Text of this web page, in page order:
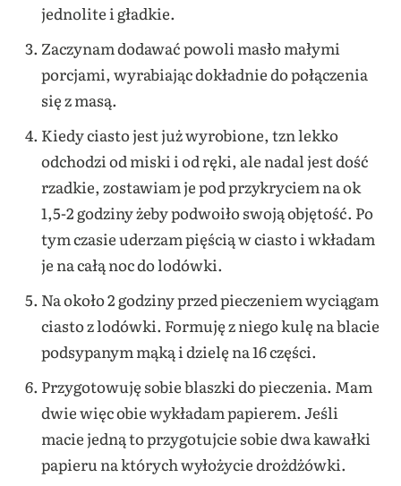
jednolite i gładkie.
Zaczynam dodawać powoli masło małymi
porcjami, wyrabiając dokładnie do połączenia
się z masą.
Kiedy ciasto jest już wyrobione, tzn lekko
odchodzi od miski i od ręki, ale nadal jest dość
rzadkie, zostawiam je pod przykryciem na ok
1,5-2 godziny żeby podwoiło swoją objętość. Po
tym czasie uderzam pięścią w ciasto i wkładam
je na całą noc do lodówki.
Na około 2 godziny przed pieczeniem wyciągam
ciasto z lodówki. Formuję z niego kulę na blacie
podsypanym mąką i dzielę na 16 części.
Przygotowuję sobie blaszki do pieczenia. Mam
dwie więc obie wykładam papierem. Jeśli
macie jedną to przygotujcie sobie dwa kawałki
papieru na których wyłożycie drożdżówki.